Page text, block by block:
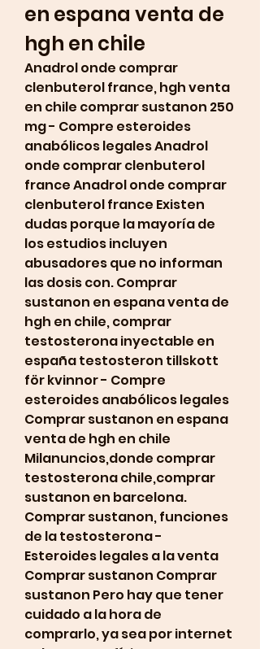
en espana venta de
hgh en chile
Anadrol onde comprar
clenbuterol france, hgh venta
en chile comprar sustanon 250
mg - Compre esteroides
anabólicos legales Anadrol
onde comprar clenbuterol
france Anadrol onde comprar
clenbuterol france Existen
dudas porque la mayoría de
los estudios incluyen
abusadores que no informan
las dosis con. Comprar
sustanon en espana venta de
hgh en chile, comprar
testosterona inyectable en
españa testosteron tillskott
för kvinnor - Compre
esteroides anabólicos legales
Comprar sustanon en espana
venta de hgh en chile
Milanuncios,donde comprar
testosterona chile,comprar
sustanon en barcelona.
Comprar sustanon, funciones
de la testosterona -
Esteroides legales a la venta
Comprar sustanon Comprar
sustanon Pero hay que tener
cuidado a la hora de
comprarlo, ya sea por internet